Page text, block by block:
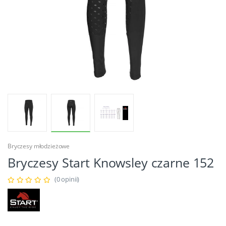
Bryczesy młodzieżowe
Bryczesy Start Knowsley czarne 152
(0 opinii)